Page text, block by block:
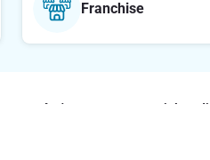
Franchise
Ακολούθησε μας στα social media